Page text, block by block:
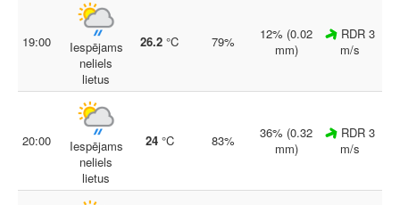
19:00
Iespējams
neliels
lietus
26.2 °C 79%
12% (0.02
mm)
RDR 3
m/s
20:00
Iespējams
neliels
lietus
24°C 83%
36% (0.32
mm)
RDR 3
m/s